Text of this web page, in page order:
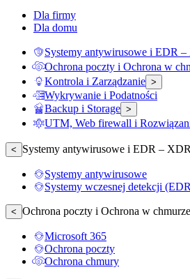
Dla firmy
Dla domu
Systemy antywirusowe i EDR
Ochrona poczty i Ochrona w
Kontrola i Zarządzanie >
Wykrywanie i Podatności
Backup i Storage >
UTM, Web firewall i
< Systemy antywirusowe i EDR – XDR
Systemy antywirusowe
Systemy wczesnej detekcji
< Ochrona poczty i Ochrona w chmurze
Microsoft 365
Ochrona poczty
Ochrona chmury